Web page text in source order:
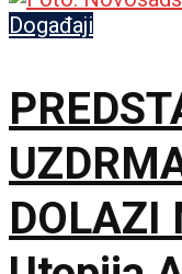
Događaji
DOLAZI